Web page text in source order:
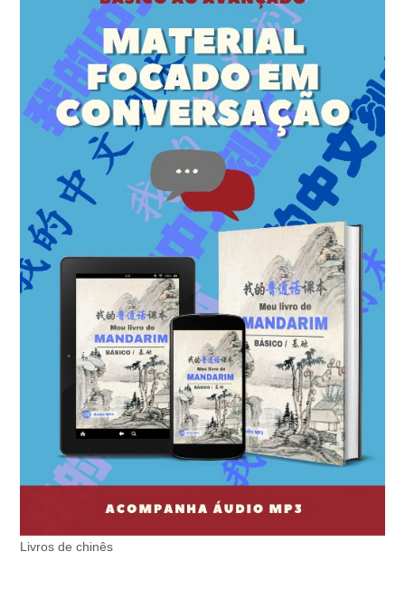
Livros de chinês